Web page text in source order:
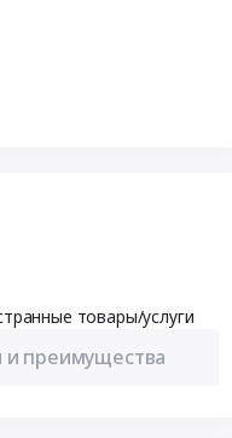
товары/услуги
и преимущества